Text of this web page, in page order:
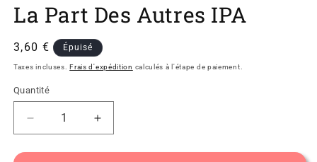
fenêtre
La Part Des Autres IPA
Prix
habituel
3,60 € Épuisé
Taxes incluses. Frais d'expédition calculés à l'étape de paiement.
Quantité
Réduire
la
quantité
Augmenter
la
quantité